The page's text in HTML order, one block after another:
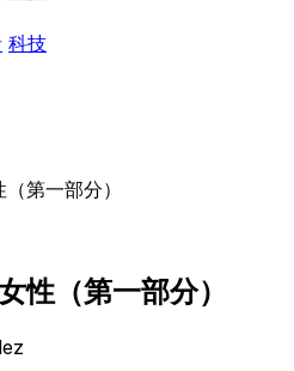
科技
第一部分）
性（第一部分）